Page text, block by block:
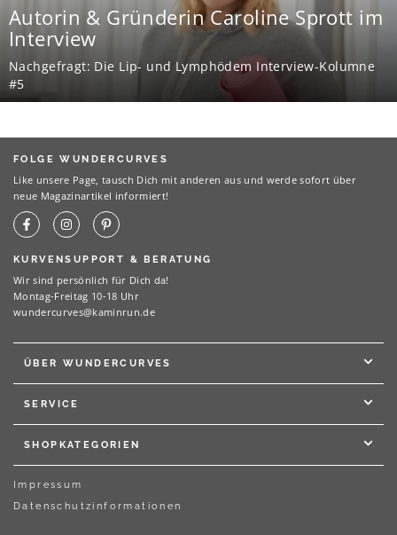
Autorin & Gründerin Caroline Sprott im
Interview
Nachgefragt: Die Lip- und Lymphödem Interview-Kolumne
#5
FOLGE WUNDERCURVES
Like unsere Page, tausch Dich mit anderen aus und werde sofort über
neue Magazinartikel informiert!
KURVENSUPPORT & BERATUNG
Wir sind persönlich für Dich da!
Montag-Freitag 10-18 Uhr
wundercurves@kaminrun.de
ÜBER WUNDERCURVES
SERVICE
SHOPKATEGORIEN
Impressum
Datenschutzinformationen